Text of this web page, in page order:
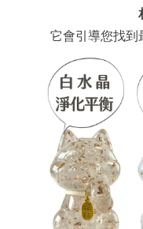
它會引導您找到